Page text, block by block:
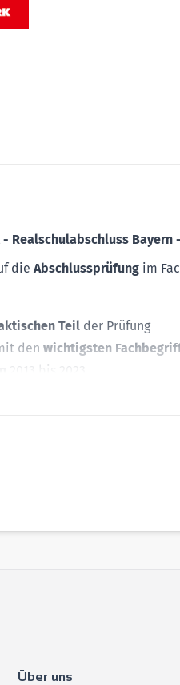
- Realschulabschluss
die Abschlussprüfung im
Teil der Prüfung
den wichtigsten
2013 bis 2023
Über uns